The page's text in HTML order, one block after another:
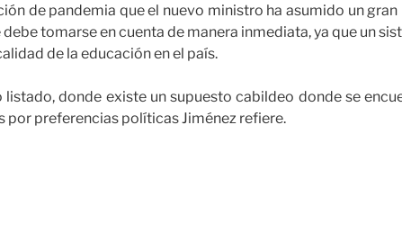
de pandemia que el nuevo ministro ha asumido un gran
tomarse en cuenta de manera inmediata, ya que un
de la educación en el país.
donde existe un supuesto cabildeo donde se
preferencias políticas Jiménez refiere.